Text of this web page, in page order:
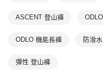
ASCENT 登山褲
ODLO 機能長褲 防潑
彈性 登山褲